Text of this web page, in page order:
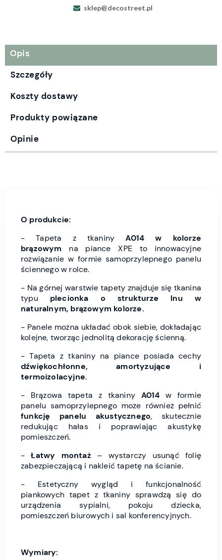
sklep@decostreet.pl
Opis
Szczegóły
Koszty dostawy
Produkty powiązane
Opinie
O produkcie:
- Tapeta z tkaninyA014 w kolorze
brązowym na piance XPE to innowacyjne
rozwiązanie w formie samoprzylepnego panelu
ściennego w rolce.
- Na górnej warstwie tapety znajduje się tkanina
typu plecionka o strukturze lnu w
naturalnym, brązowym kolorze.
- Panele można układać obok siebie, dokładając
kolejne, tworząc jednolitą dekorację ścienną.
- Tapeta z tkaniny na piance posiada cechy
dźwiękochłonne, amortyzujące i
termoizolacyjne.
- Brązowa tapeta z tkaniny A014 w formie
panelu samoprzylepnego może również pełnić
funkcję panelu akustycznego, skutecznie
redukując hałas i poprawiając akustykę
pomieszczeń.
-Łatwy montaż – wystarczy usunąć folię
zabezpieczającą i nakleić tapetę na ścianie.
- Estetyczny wygląd i funkcjonalność
piankowych tapet z tkaniny sprawdzą się do
urządzenia sypialni, pokoju dziecka,
pomieszczeń biurowych i sal konferencyjnych.
Wymiary: